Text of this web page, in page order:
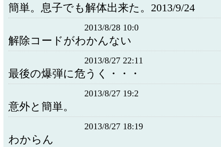
簡単。息子でも解体出来た。2013/9/24
2013/8/28 10:0
解除コードがわかんない
2013/8/27 22:11
最後の爆弾に危うく・・・
2013/8/27 19:2
意外と簡単。
2013/8/27 18:19
わからん